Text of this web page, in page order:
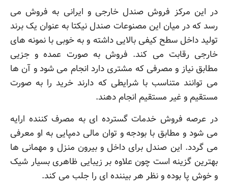
در این مرکز فروش صندل خارجی و ایرانی به فروش می
رسد که در میان این مصنوعات صندل نیکتا به عنوان یک برند
تولید داخل سطح کیفی بالایی داشته و به خوبی با نمونه های
خارجی رقابت می کند. فروش به صورت عمده و جزیی
مطابق نیاز و مصرفی که مشتری دارد انجام می شود و آن ها
می توانند متناسب با شرایطی که دارند خرید را به صورت
مستقیم و غیر مستقیم انجام دهند.
در عرصه فروش خدمات گسترده ای به مصرف کننده ارایه
می شود و مطابق با بودجه و توان مالی دمپایی به او معرفی
می گردد. این صندل برای داخل و بیرون منزل و مهمانی ها
بهترین گزینه است چون علاوه بر زیبایی ظاهری بسیار شیک
و خوش پا بوده و نظر هر بیننده ای را جلب می کند.